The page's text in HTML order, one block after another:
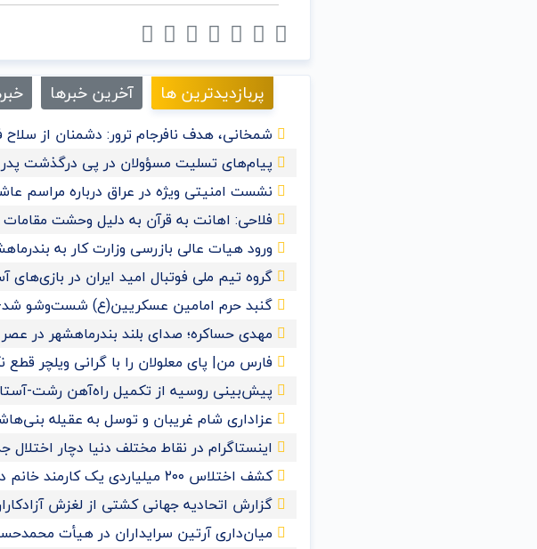
پربازدیدترین ها آخرین خبرها
شمخانی، هدف نافرجام ترور: دشمنان از
پیام‌های تسلیت مسؤولان در پی درگذشت
نشست امنیتی ویژه در عراق درباره مراسم
فلاحی: اهانت به قرآن‌ به دلیل وحشت
ورود هیات عالی بازرسی وزارت کار به
گروه تیم ملی فوتبال امید ایران در
گنبد حرم امامین عسکریین(ع) شست‌وشو
مهدی حساکره؛ صدای بلند بندرماهشهر در
فارس من| پای معلولان را با گرانی ویلچر قطع
پیش‌بینی روسیه از تکمیل راه‌آهن رشت-آستارا
عزاداری شام غریبان و توسل به عقیله
اینستاگرام در نقاط مختلف دنیا دچار
کشف اختلاس ۲۰۰ میلیاردی یک کارمند خانم در تهران
گزارش اتحادیه جهانی کشتی از لغزش
میان‌داری آرتین سرایداران در هیأت